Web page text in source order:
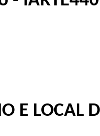
E LOCAL